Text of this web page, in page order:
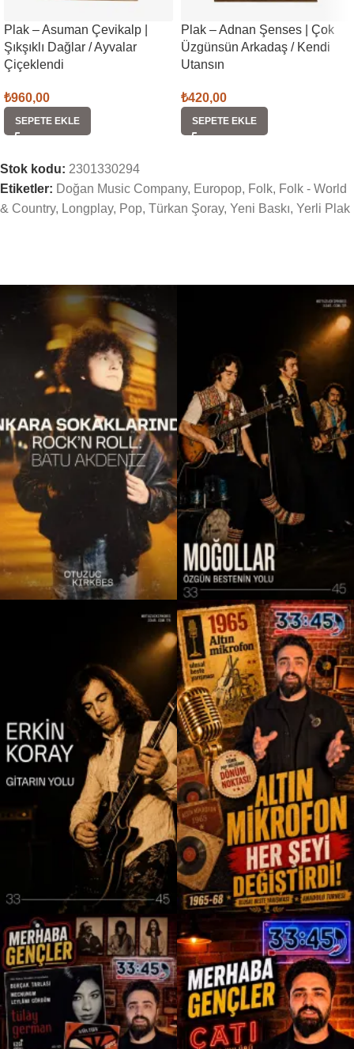
Plak – Asuman Çevikalp |
Şıkşıklı Dağlar / Ayvalar
Çiçeklendi
₺960,00
SEPETE EKLE
Plak – Adnan Şenses | Çok
Üzgünsün Arkadaş / Kendi
Utansın
₺420,00
SEPETE EKLE
Stok kodu: 2301330294
Etiketler: Doğan Music Company, Europop, Folk, Folk - World
& Country, Longplay, Pop, Türkan Şoray, Yeni Baskı, Yerli Plak